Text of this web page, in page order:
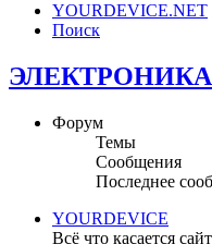
YOURDEVICE.NET
Поиск
ЭЛЕКТРОНИКА
Форум
Темы
Сообщения
Последнее
YOURDEVICE
Всё что касается